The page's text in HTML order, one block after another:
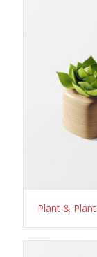
Plant & Plant